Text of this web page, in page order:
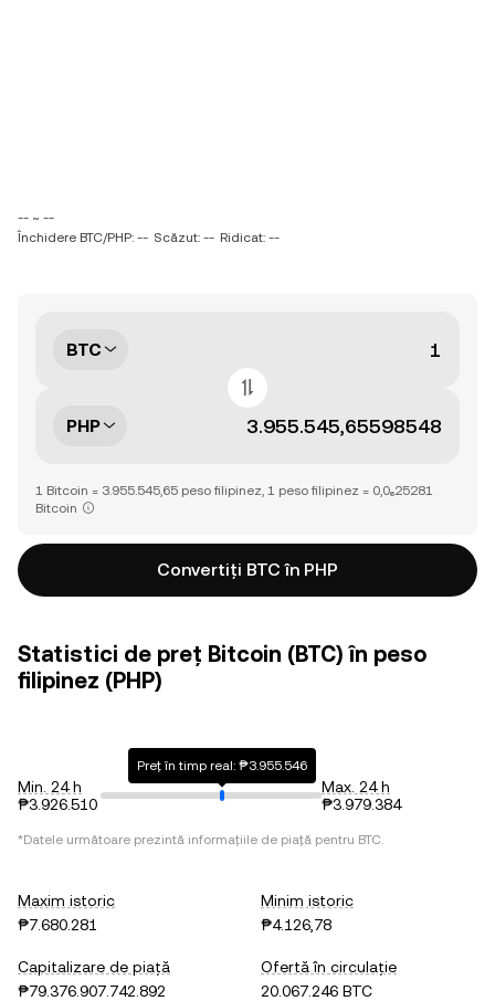
-- ~ --
Închidere BTC/PHP: -- Scăzut: -- Ridicat: --
BTC
PHP
1 Bitcoin = 3.955.545,65 peso filipinez, 1 peso filipinez = 0,0₆25281
Bitcoin
Convertiți BTC în PHP
Statistici de preț Bitcoin (BTC) în peso
filipinez (PHP)
Min. 24 h
₱3.926.510
Preț în timp real: ₱3.955.546
Max. 24 h
₱3.979.384
*Datele următoare prezintă informațiile de piață pentru BTC.
Maxim istoric
₱7.680.281
Minim istoric
₱4.126,78
Capitalizare de piață
₱79.376.907.742.892
Ofertă în circulație
20.067.246 BTC